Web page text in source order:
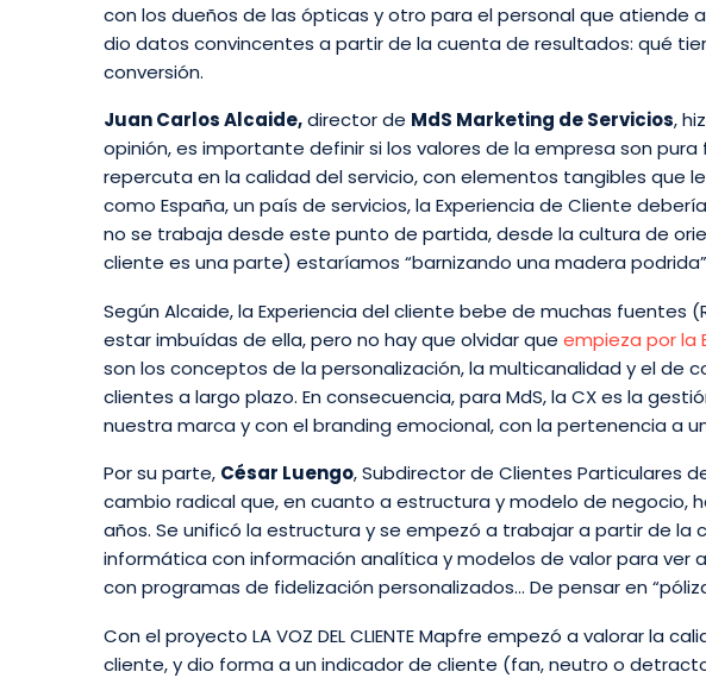
con los dueños de las ópticas y otro para el personal que atiende
dio datos convincentes a partir de la cuenta de resultados: qué
conversión.
Juan Carlos Alcaide,director de MdS Marketing de Servicios,
opinión, es importante definir si los valores de la empresa son
repercuta en la calidad del servicio, con elementos tangibles que
como España, un país de servicios, la Experiencia de Cliente
no se trabaja desde este punto de partida, desde la cultura de
cliente es una parte) estaríamos “barnizando una madera
Según Alcaide, la Experiencia del cliente bebe de muchas fuentes
estar imbuídas de ella, pero no hay que olvidar que empieza por la
son los conceptos de la personalización, la multicanalidad y el de
clientes a largo plazo. En consecuencia, para MdS, la CX es la
nuestra marca y con el branding emocional, con la pertenencia a
Por su parte, César Luengo, Subdirector de Clientes Particulares
cambio radical que, en cuanto a estructura y modelo de negocio,
años. Se unificó la estructura y se empezó a trabajar a partir de
informática con información analítica y modelos de valor para ver
con programas de fidelización personalizados… De pensar en
Con el proyecto LA VOZ DEL CLIENTE Mapfre empezó a valorar la
cliente, y dio forma a un indicador de cliente (fan, neutro o